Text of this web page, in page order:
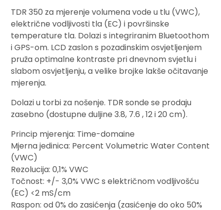
TDR 350 za mjerenje volumena vode u tlu (VWC),
električne vodljivosti tla (EC) i površinske
temperature tla. Dolazi s integriranim Bluetoothom
i GPS-om. LCD zaslon s pozadinskim osvjetljenjem
pruža optimalne kontraste pri dnevnom svjetlu i
slabom osvjetljenju, a velike brojke lakše očitavanje
mjerenja.
Dolazi u torbi za nošenje. TDR sonde se prodaju
zasebno (dostupne duljine 3.8, 7.6 , 12 i 20 cm).
Princip mjerenja: Time-domaine
Mjerna jedinica: Percent Volumetric Water Content
(VWC)
Rezolucija: 0,1% VWC
Točnost: +/- 3,0% VWC s električnom vodljivošću
(EC) <2 mS/cm
Raspon: od 0% do zasićenja (zasićenje do oko 50%